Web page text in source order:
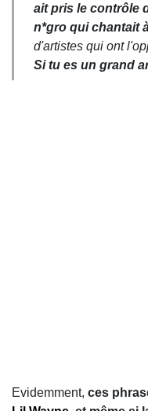
ait pris le contrôle
n*gro qui chantait
d'artistes qui ont
Si tu es un grand
Evidemment, ces